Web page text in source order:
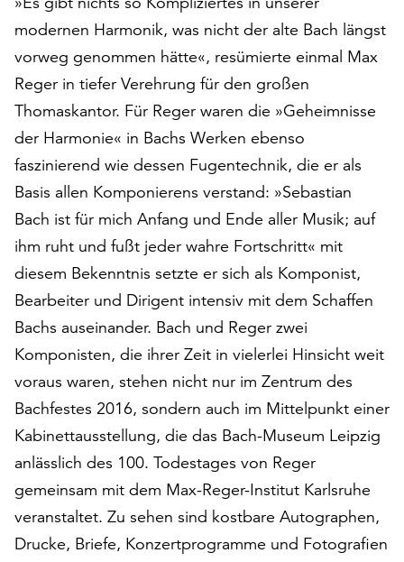
„Alle
akzeptieren“,
um
alle
Cookies
zu
akzeptieren.
Sie
Ihr
Einverständnis
jederzeit
ändern
und
widerrufen.
Dafür
steht
Ihnen
am
Ende
der
Seite
die
Schaltfläche
„Cookie-
modernen Harmonik, was nicht der alte Bach längst
vorweg genommen hätte«, resümierte einmal Max
Reger in tiefer Verehrung für den großen
Thomaskantor. Für Reger waren die »Geheimnisse
der Harmonie« in Bachs Werken ebenso
faszinierend wie dessen Fugentechnik, die er als
Basis allen Komponierens verstand: »Sebastian
Bach ist für mich Anfang und Ende aller Musik; auf
ihm ruht und fußt jeder wahre Fortschritt« mit
diesem Bekenntnis setzte er sich als Komponist,
Bearbeiter und Dirigent intensiv mit dem Schaffen
Bachs auseinander. Bach und Reger zwei
Komponisten, die ihrer Zeit in vielerlei Hinsicht weit
voraus waren, stehen nicht nur im Zentrum des
Bachfestes 2016, sondern auch im Mittelpunkt einer
Kabinettausstellung, die das Bach-Museum Leipzig
anlässlich des 100. Todestages von Reger
gemeinsam mit dem Max-Reger-Institut Karlsruhe
veranstaltet. Zu sehen sind kostbare Autographen,
Drucke, Briefe, Konzertprogramme und Fotografien